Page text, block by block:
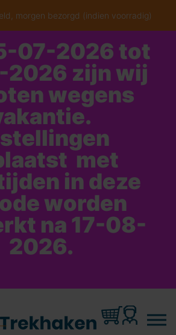
morgen bezorgd (indien voorradig)
07-2026 tot
2026 zijn wij
wegens
met
in deze
worden
na 17-08-
2026.